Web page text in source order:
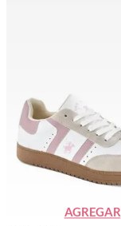
AGREGAR